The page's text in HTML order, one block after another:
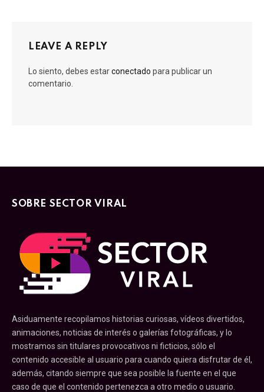
LEAVE A REPLY
Lo siento, debes estarconectado para publicar un
comentario.
SOBRE SECTOR VIRAL
Asiduamente recopilamos historias curiosas, vídeos divertidos,
animaciones, noticias de interés o galerías fotográficas, y lo
mostramos sin titulares provocativos ni ficticios, sólo el
contenido accesible al usuario para cuando quiera disfrutar de él,
además, citando siempre que sea posible la fuente en el que
caso de que el contenido pertenezca a otro medio o usuario.